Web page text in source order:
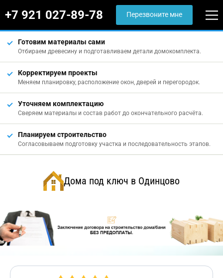
+7 921 027-89-78 Перезвоните мне
Готовим материалы сами
Отбираем древесину и подготавливаем детали домокомплекта.
Корректируем проекты
Меняем планировку, расположение окон, дверей и перегородок.
Уточняем комплектацию
Сверяем материалы и состав работ до окончательного расчёта.
Планируем строительство
Согласовываем подготовку участка и последовательность этапов.
Дома под ключ в Одинцово